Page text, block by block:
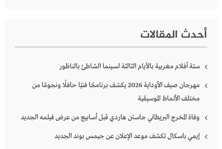
أحدث المقالات
ستة أفلام مغربية بالأيام الثالثة لسينما الشاطئ بالناظور
مهرجان صيف الأوداية 2026 يكشف برنامجًا فنيًا حافلًا ونجومًا من
مختلف الأنماط الموسيقية
وفاة المخرج البريطاني جاستن هاردي قبل أسابيع من عرض فيلمه الجديد
إيمي باسكال تكشف موعد الإعلان عن جيمس بوند الجديد